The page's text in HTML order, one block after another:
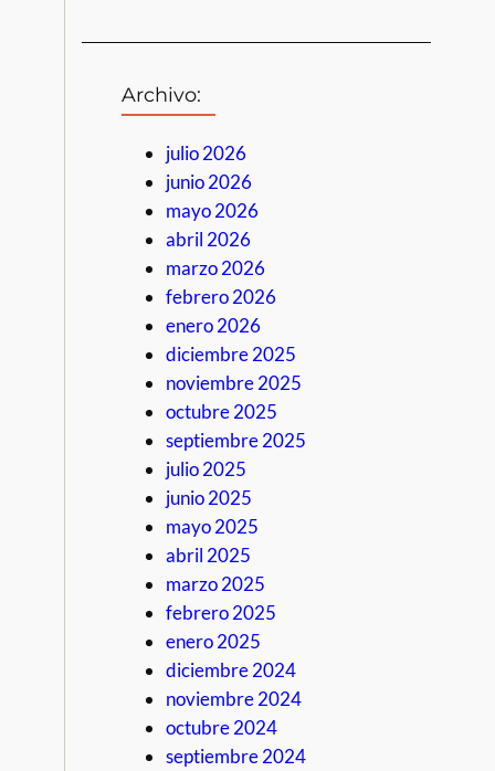
Archivo:
julio 2026
junio 2026
mayo 2026
abril 2026
marzo 2026
febrero 2026
enero 2026
diciembre 2025
noviembre 2025
octubre 2025
septiembre 2025
julio 2025
junio 2025
mayo 2025
abril 2025
marzo 2025
febrero 2025
enero 2025
diciembre 2024
noviembre 2024
octubre 2024
septiembre 2024